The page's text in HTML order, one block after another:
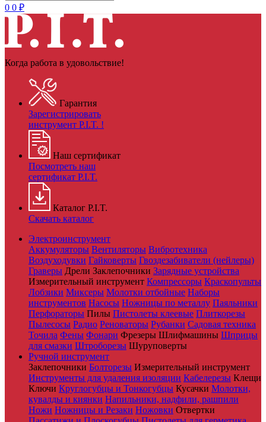
0 0 ₽
Когда работа в удовольствие!
Гарантия
Зарегистрировать
инструмент P.I.T. !
Наш сертификат
Посмотреть наш
сертификат P.I.T.
Каталог P.I.T.
Скачать каталог
Электроинструмент
Аккумуляторы Вентиляторы Вибротехника
Воздуходувки Гайковерты Гвоздезабиватели (нейлеры)
Граверы Дрели Заклепочники Зарядные устройства
Измерительный инструмент Компрессоры Краскопульты
Лобзики Миксеры Молотки отбойные Наборы
инструментов Насосы Ножницы по металлу Паяльники
Перфораторы Пилы Пистолеты клеевые Плиткорезы
Пылесосы Радио Реноваторы Рубанки Садовая техника
Точила Фены Фонари Фрезеры Шлифмашины Шприцы
для смазки Штроборезы Шуруповерты
Ручной инструмент
Заклепочники Болторезы Измерительный инструмент
Инструменты для удаления изоляции Кабелерезы Клещи
Ключи Круглогубцы и Тонкогубцы Кусачки Молотки,
кувалды и киянки Напильники, надфили, рашпили
Ножи Ножницы и Резаки Ножовки Отвертки